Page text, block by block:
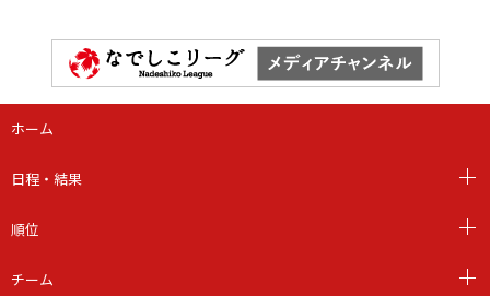
ホーム
日程・結果
順位
チーム